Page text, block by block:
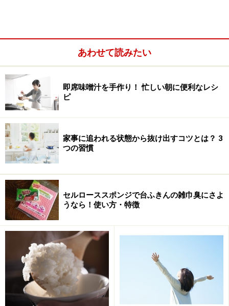
梅雨時は雨降りが続くと、レジャーでの外出も控えがち
になります。長雨の続く週末は、家族でお掃除をして過
ごすというのも、梅雨時のよい過ごし方なのでは？
それでは、梅雨にぜひ掃除をしておきたい３カ所を、順
番にご紹介していきましょう。
梅雨の掃除でやっておきたい3つのポイン
ト！
１ 窓ガラスと網戸
あわせて読みたい
即席味噌汁を手作り！ 忙しい朝に便利なレシ
ピ
家事に追われる状態から抜け出すコツとは？ 3
つの習慣
セルローススポンジで台ふきんの雑巾臭にさよ
うなら！使い方・特徴